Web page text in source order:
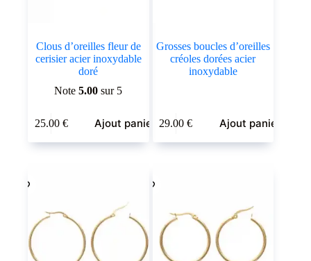
Clous d’oreilles fleur de
cerisier acier inoxydable
doré
Note5.00 sur 5
25.00 € Ajout panier
Grosses boucles d’oreilles
créoles dorées acier
inoxydable
29.00€ Ajout panier